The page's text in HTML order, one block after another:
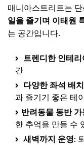
매니아스트리트는
일을 즐기며 이태원
는 공간입니다.
트렌디한 인테리
간
다양한 좌석 배치
과 즐기기 좋은 테
반려동물 동반 가
한 추억을 만들 수
새벽까지 운영: